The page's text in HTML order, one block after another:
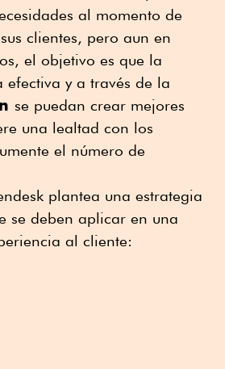
al momento de
clientes, pero aun en
el objetivo es que la
efectiva y a través de la
se puedan crear mejores
una lealtad con los
el número de
plantea una estrategia
se deben aplicar en una
al cliente: